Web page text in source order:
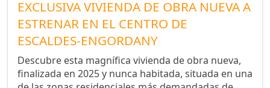
EXCLUSIVA VIVIENDA DE OBRA NUEVA A
ESTRENAR EN EL CENTRO DE
ESCALDES-ENGORDANY
Descubre esta magnífica vivienda de obra nueva,
finalizada en 2025 y nunca habitada, situada en una